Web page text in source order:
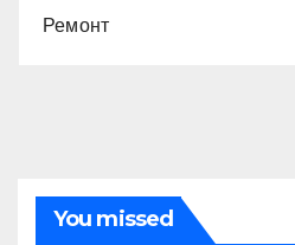
Ремонт
You missed